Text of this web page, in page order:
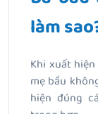
làm
Khi xuất
mẹ bầu
hiện đúng